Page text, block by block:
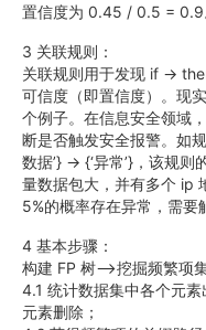
置信度为 0.45 / 0.5 = 0.9
3 关联规则：
关联规则用于发现 if ->
可信度（即置信度）。现
个例子。在信息安全领域
断是否触发安全报警。如
数据’} -> {‘异常’}，该规
量数据包大，并有多个 ip
5%的概率存在异常，需要
4 基本步骤：
构建 FP 树—>挖掘频繁项
4.1 统计数据集中各个元
元素删除；